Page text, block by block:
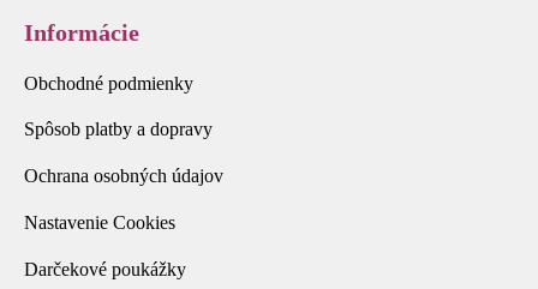
Informácie
Obchodné podmienky
Spôsob platby a dopravy
Ochrana osobných údajov
Nastavenie Cookies
Darčekové poukážky